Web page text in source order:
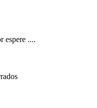
espere ....